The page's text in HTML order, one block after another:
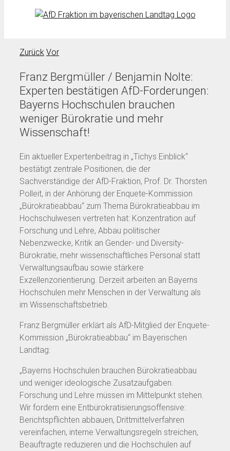
Zurück Vor
Franz Bergmüller / Benjamin Nolte:
Experten bestätigen AfD-Forderungen:
Bayerns Hochschulen brauchen
weniger Bürokratie und mehr
Wissenschaft!
Ein aktueller Expertenbeitrag in „Tichys Einblick“
bestätigt zentrale Positionen, die der
Sachverständige der AfD-Fraktion, Prof. Dr. Thorsten
Polleit, in der Anhörung der Enquete-Kommission
„Bürokratieabbau“ zum Thema Bürokratieabbau im
Hochschulwesen vertreten hat: Konzentration auf
Forschung und Lehre, Abbau politischer
Nebenzwecke, Kritik an Gender- und Diversity-
Bürokratie, mehr wissenschaftliches Personal statt
Verwaltungsaufbau sowie stärkere
Exzellenzorientierung. Derzeit arbeiten an Bayerns
Hochschulen mehr Menschen in der Verwaltung als
im Wissenschaftsbetrieb.
Franz Bergmüller erklärt als AfD-Mitglied der Enquete-
Kommission „Bürokratieabbau“ im Bayerischen
Landtag:
„Bayerns Hochschulen brauchen Bürokratieabbau
und weniger ideologische Zusatzaufgaben.
Forschung und Lehre müssen im Mittelpunkt stehen.
Wir fordern eine Entbürokratisierungsoffensive:
Berichtspflichten abbauen, Drittmittelverfahren
vereinfachen, interne Verwaltungsregeln streichen,
Beauftragte reduzieren und die Hochschulen auf